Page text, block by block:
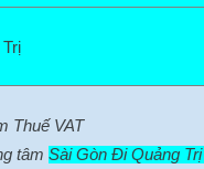
Thuế VAT
tâm Sài Gòn Đi Quảng Trị